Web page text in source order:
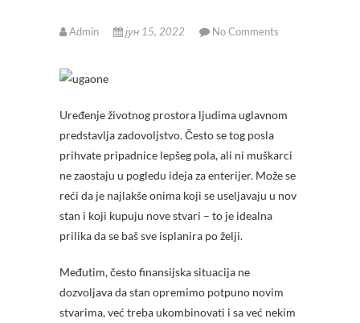
Admin јун 15, 2022 No Comments
Uređenje životnog prostora ljudima uglavnom
predstavlja zadovoljstvo. Često se tog posla
prihvate pripadnice lepšeg pola, ali ni muškarci
ne zaostaju u pogledu ideja za enterijer. Može se
reći da je najlakše onima koji se useljavaju u nov
stan i koji kupuju nove stvari – to je idealna
prilika da se baš sve isplanira po želji.
Međutim, često finansijska situacija ne
dozvoljava da stan opremimo potpuno novim
stvarima, već treba ukombinovati i sa već nekim